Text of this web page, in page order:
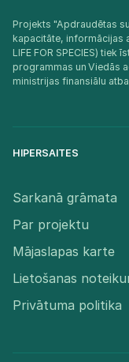
Projekts "Apdraudētas
kapacitāte, informācijas
LIFE FOR SPECIES) tiek
programmas un Viedās
ministrijas finansiālu
HIPERSAITES
Sarkanā grāmata
Par projektu
Mājaslapas karte
Lietošanas
Privātuma politika